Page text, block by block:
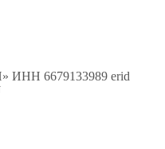
6679133989 erid